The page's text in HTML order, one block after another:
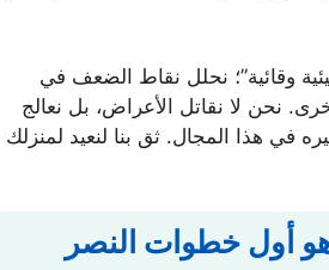
وقائية”؛ نحلل نقاط الضعف في
نحن لا نقاتل الأعراض، بل نعالج
في هذا المجال. ثق بنا لنعيد لمنزلك
أول خطوات النصر